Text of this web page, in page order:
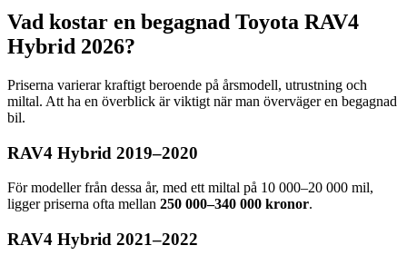
Vad kostar en begagnad Toyota RAV4
Hybrid 2026?
Priserna varierar kraftigt beroende på årsmodell, utrustning och
miltal. Att ha en överblick är viktigt när man överväger en begagnad
bil.
RAV4 Hybrid 2019–2020
För modeller från dessa år, med ett miltal på 10 000–20 000 mil,
ligger priserna ofta mellan 250 000–340 000 kronor.
RAV4 Hybrid 2021–2022